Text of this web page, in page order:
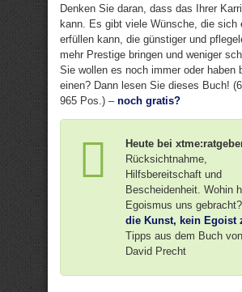
Denken Sie daran, dass das Ihrer
kann. Es gibt viele Wünsche, die sich
erfüllen kann, die günstiger und
mehr Prestige bringen und weniger
Sie wollen es noch immer oder haben
einen? Dann lesen Sie dieses Buch!
965 Pos.) – noch gratis?
Heute bei
Rücksichtnahme,
Hilfsbereitschaft und
Bescheidenheit. Wohin
Egoismus uns gebracht?
die Kunst, kein Egoist
Tipps aus dem Buch
David Precht